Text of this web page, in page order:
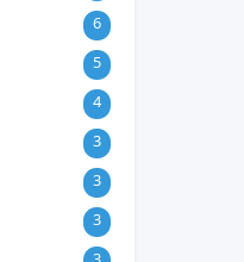
6
5
4
3
3
3